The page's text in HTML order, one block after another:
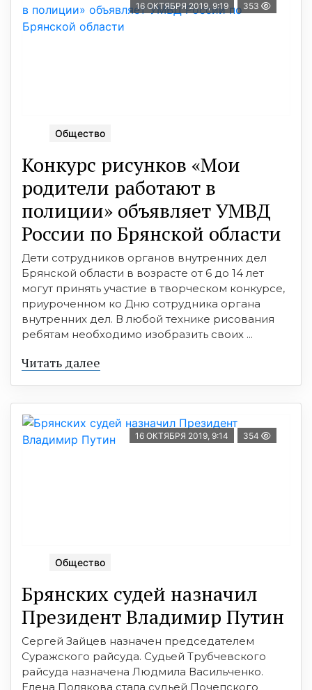
16 ОКТЯБРЯ 2019, 9:19 353
Общество
Конкурс рисунков «Мои
родители работают в
полиции» объявляет УМВД
России по Брянской области
Дети сотрудников органов внутренних дел
Брянской области в возрасте от 6 до 14 лет
могут принять участие в творческом конкурсе,
приуроченном ко Дню сотрудника органа
внутренних дел. В любой технике рисования
ребятам необходимо изобразить своих ...
Читать далее
16 ОКТЯБРЯ 2019, 9:14 354
Общество
Брянских судей назначил
Президент Владимир Путин
Сергей Зайцев назначен председателем
Суражского райсуда. Судьей Трубчевского
райсуда назначена Людмила Васильченко.
Елена Полякова стала судьей Почепского